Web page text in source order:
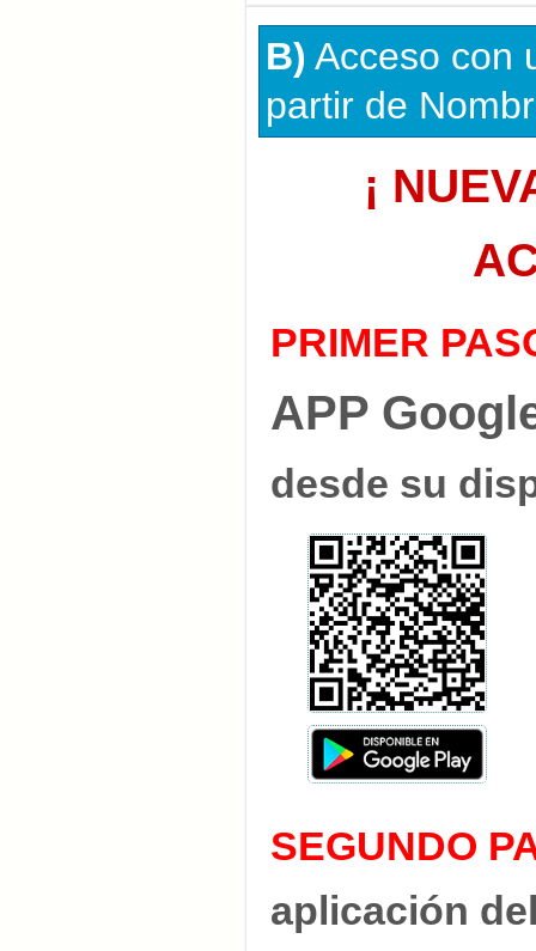
B) Acceso con
partir de
¡
PRIMER
APP
desde su
SEGUNDO
aplicación